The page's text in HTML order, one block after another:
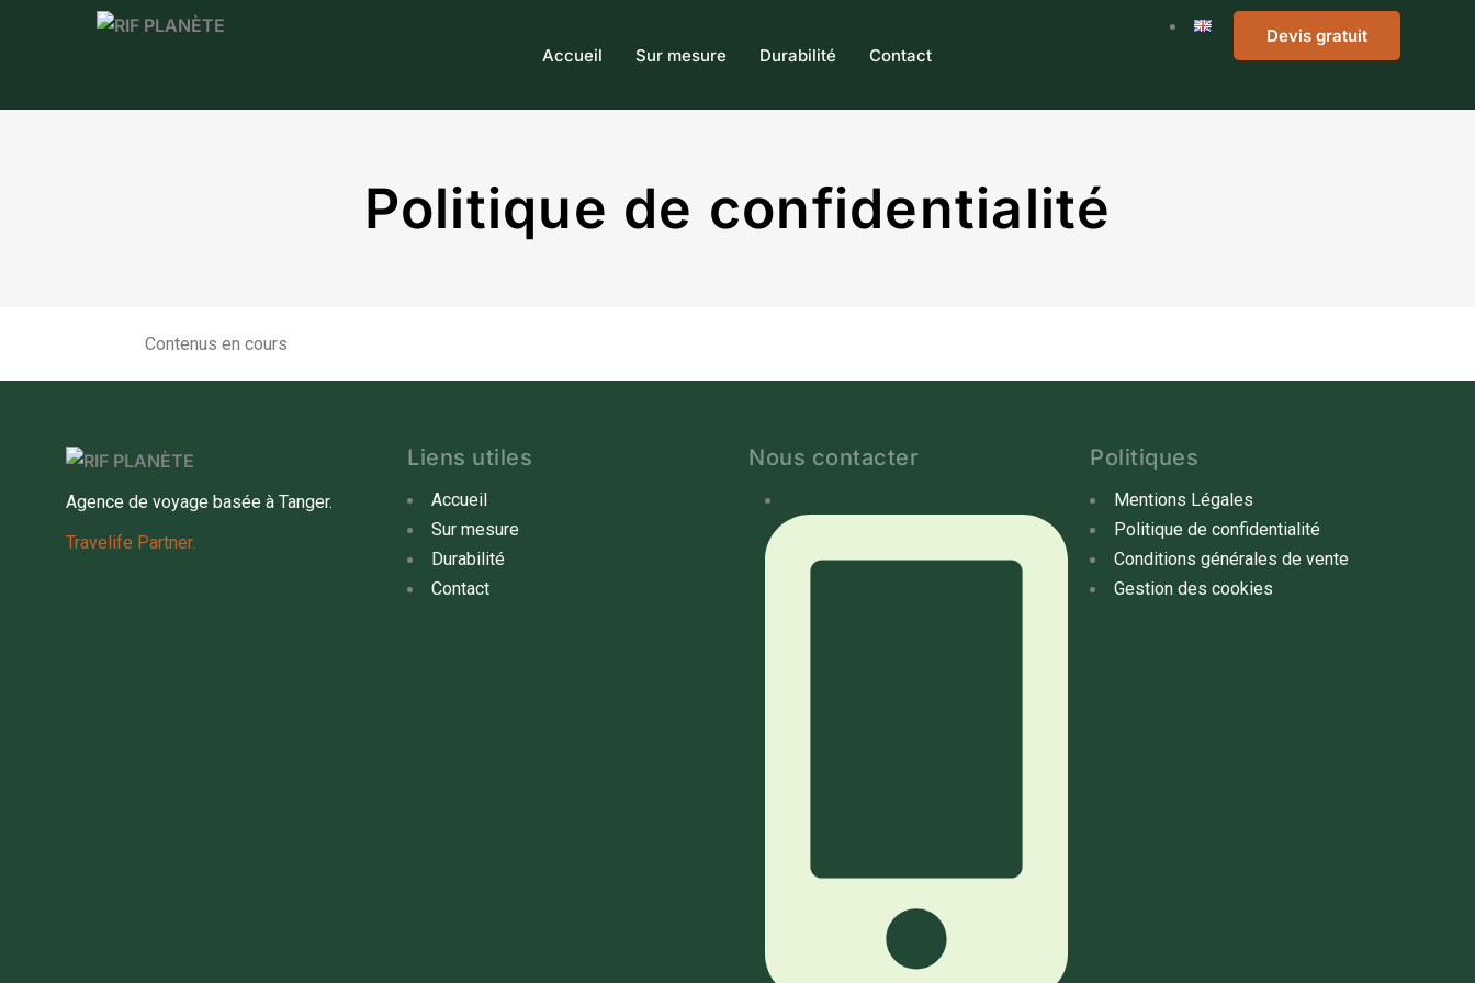
Accueil Sur mesure Durabilité Contact
Devis gratuit
Politique de confidentialité
Contenus en cours
Agence de voyage basée à Tanger.
Travelife Partner.
Liens utiles
Accueil
Sur mesure
Durabilité
Contact
Nous contacter Politiques
Mentions Légales
Politique de confidentialité
Conditions générales de vente
Gestion des cookies